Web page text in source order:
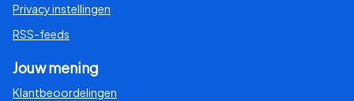
Privacy instellingen
RSS-feeds
Jouw mening
Klantbeoordelingen